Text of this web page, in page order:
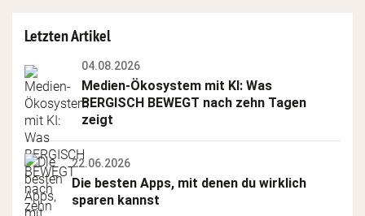
Letzten Artikel
04.08.2026
Medien-Ökosystem mit KI: Was
BERGISCH BEWEGT nach zehn Tagen
zeigt
22.06.2026
Die besten Apps, mit denen du wirklich
sparen kannst